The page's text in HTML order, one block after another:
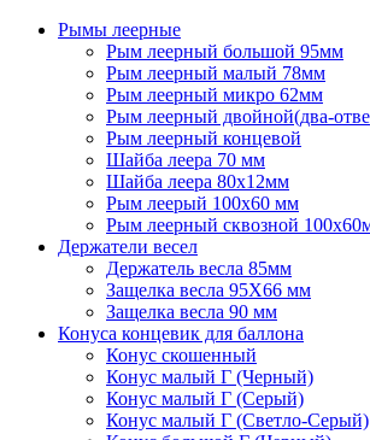
Рымы леерные
Рым леерный большой 95мм
Рым леерный малый 78мм
Рым леерный микро 62мм
Рым леерный двойной(два-
Рым леерный концевой
Шайба леера 70 мм
Шайба леера 80х12мм
Рым леерый 100х60 мм
Рым леерный сквозной
Держатели весел
Держатель весла 85мм
Защелка весла 95Х66 мм
Защелка весла 90 мм
Конуса концевик для баллона
Конус скошенный
Конус малый Г (Черный)
Конус малый Г (Серый)
Конус малый Г (Светло-Серый)